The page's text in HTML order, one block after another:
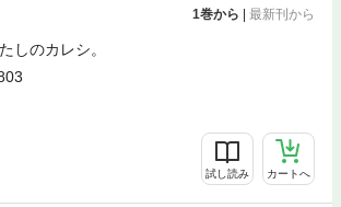
1巻から 最新刊から
しのカレシ。
試し読み カートへ